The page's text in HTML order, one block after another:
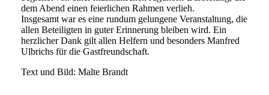
dem Abend einen feierlichen Rahmen verlieh.
Insgesamt war es eine rundum gelungene Veranstaltung, die
allen Beteiligten in guter Erinnerung bleiben wird. Ein
herzlicher Dank gilt allen Helfern und besonders Manfred
Ulbrichs für die Gastfreundschaft.
Text und Bild: Malte Brandt